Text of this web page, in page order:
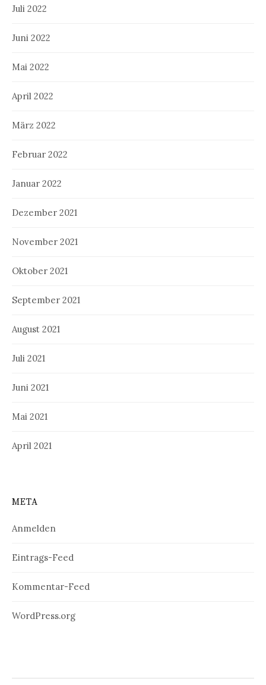
Juli 2022
Juni 2022
Mai 2022
April 2022
März 2022
Februar 2022
Januar 2022
Dezember 2021
November 2021
Oktober 2021
September 2021
August 2021
Juli 2021
Juni 2021
Mai 2021
April 2021
META
Anmelden
Eintrags-Feed
Kommentar-Feed
WordPress.org